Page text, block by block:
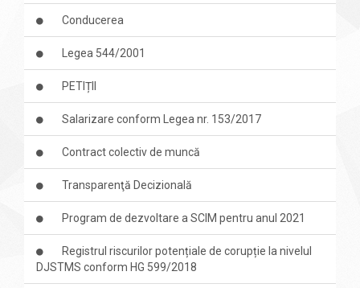
Conducerea
Legea 544/2001
PETIȚII
Salarizare conform Legea nr. 153/2017
Contract colectiv de muncă
Transparenţă Decizională
Program de dezvoltare a SCIM pentru anul 2021
Registrul riscurilor potențiale de corupție la nivelul
DJSTMS conform HG 599/2018